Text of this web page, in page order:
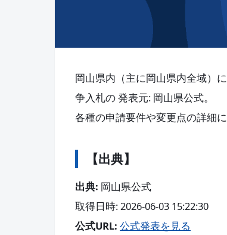
岡山県内（主に岡山県内全域）
争入札の 発表元: 岡山県公式。
各種の申請要件や変更点の詳細
【出典】
出典: 岡山県公式
取得日時: 2026-06-03 15:22:30
公式URL: 公式発表を見る